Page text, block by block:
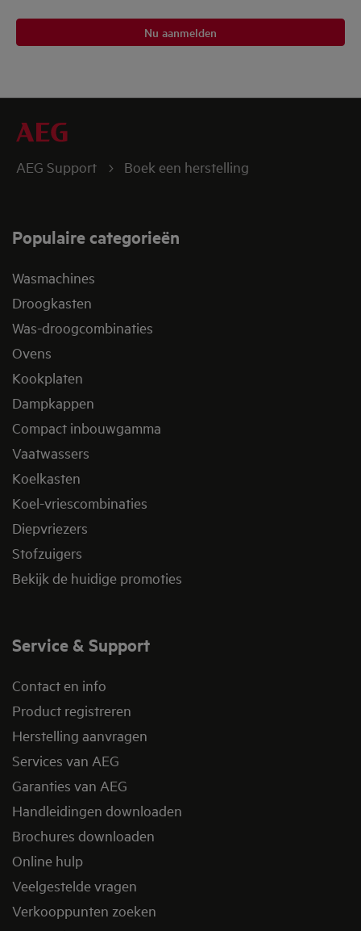
Nu aanmelden
AEG Support Boek een herstelling
Populaire categorieën
Wasmachines
Droogkasten
Was-droogcombinaties
Ovens
Kookplaten
Dampkappen
Compact inbouwgamma
Vaatwassers
Koelkasten
Koel-vriescombinaties
Diepvriezers
Stofzuigers
Bekijk de huidige promoties
Service & Support
Contact en info
Product registreren
Herstelling aanvragen
Services van AEG
Garanties van AEG
Handleidingen downloaden
Brochures downloaden
Online hulp
Veelgestelde vragen
Verkooppunten zoeken